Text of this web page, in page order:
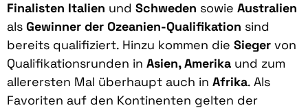
Finalisten Italien und Schweden sowie Australien
als Gewinner der Ozeanien-Qualifikation sind
bereits qualifiziert. Hinzu kommen die Sieger von
Qualifikationsrunden in Asien, Amerika und zum
allerersten Mal überhaupt auch in Afrika. Als
Favoriten auf den Kontinenten gelten der